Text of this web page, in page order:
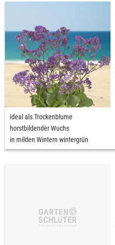
ideal als Trockenblume
horstbildender Wuchs
in milden Wintern wintergrün